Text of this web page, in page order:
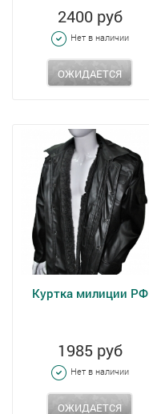
2400 руб
Нет в наличии
ОЖИДАЕТСЯ
Куртка милиции РФ
1985 руб
Нет в наличии
ОЖИДАЕТСЯ